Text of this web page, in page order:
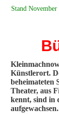
Stand November
Künstlerort.
beheimateten
Theater, aus
kennt, sind in
aufgewachsen.